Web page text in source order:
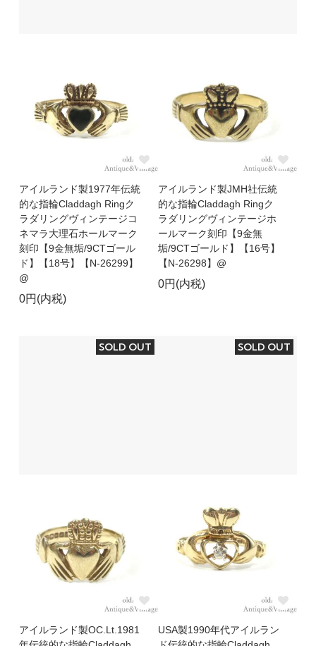
アイルランド製1977年伝統
的な指輪Claddagh Ringク
ラダリングヴィンテージコ
ネマラ大理石ホールマーク
刻印【9金無垢/9CTゴール
ド】【18号】【N-26299】
@
0円(内税)
アイルランド製JMH社伝統
的な指輪Claddagh Ringク
ラダリングヴィンテージホ
ールマーク刻印【9金無
垢/9CTゴールド】【16号】
【N-26298】@
0円(内税)
SOLD OUT
アイルランド製OC.Lt.1981
SOLD OUT
USA製1990年代アイルラン